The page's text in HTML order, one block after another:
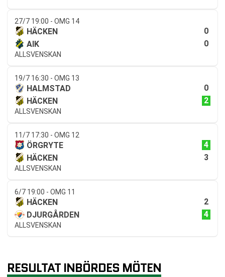
27/7 19:00 - OMG 14
HÄCKEN
0
AIK
0
ALLSVENSKAN
19/7 16:30 - OMG 13
HALMSTAD
0
HÄCKEN
2
ALLSVENSKAN
11/7 17:30 - OMG 12
ÖRGRYTE
4
HÄCKEN
3
ALLSVENSKAN
6/7 19:00 - OMG 11
HÄCKEN
2
DJURGÅRDEN
4
ALLSVENSKAN
RESULTAT INBÖRDES MÖTEN